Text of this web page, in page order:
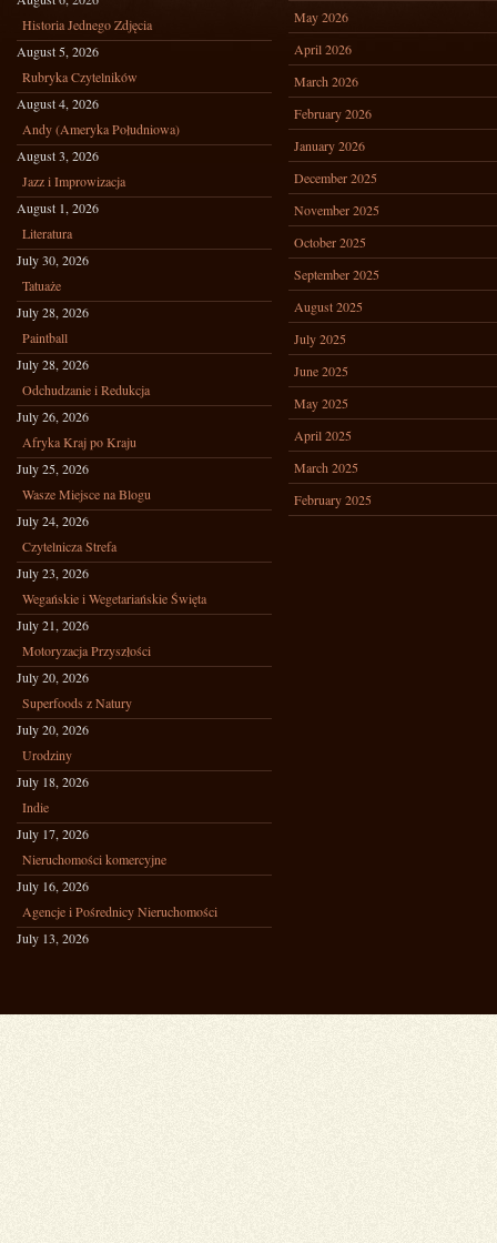
Historia Jednego Zdjęcia
August 5, 2026
Rubryka Czytelników
August 4, 2026
Andy (Ameryka Południowa)
August 3, 2026
Jazz i Improwizacja
August 1, 2026
Literatura
July 30, 2026
Tatuaże
July 28, 2026
Paintball
July 28, 2026
Odchudzanie i Redukcja
July 26, 2026
Afryka Kraj po Kraju
July 25, 2026
Wasze Miejsce na Blogu
July 24, 2026
Czytelnicza Strefa
July 23, 2026
Wegańskie i Wegetariańskie Święta
July 21, 2026
Motoryzacja Przyszłości
July 20, 2026
Superfoods z Natury
July 20, 2026
Urodziny
July 18, 2026
Indie
July 17, 2026
Nieruchomości komercyjne
July 16, 2026
Agencje i Pośrednicy Nieruchomości
July 13, 2026
May 2026
April 2026
March 2026
February 2026
January 2026
December 2025
November 2025
October 2025
September 2025
August 2025
July 2025
June 2025
May 2025
April 2025
March 2025
February 2025